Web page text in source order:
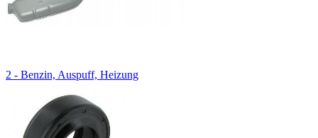
2 - Benzin, Auspuff, Heizung